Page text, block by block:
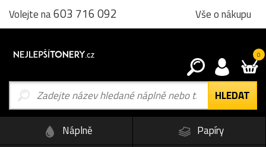
Volejte na603 716 092 Vše o nákupu
0
Náplně
Papíry